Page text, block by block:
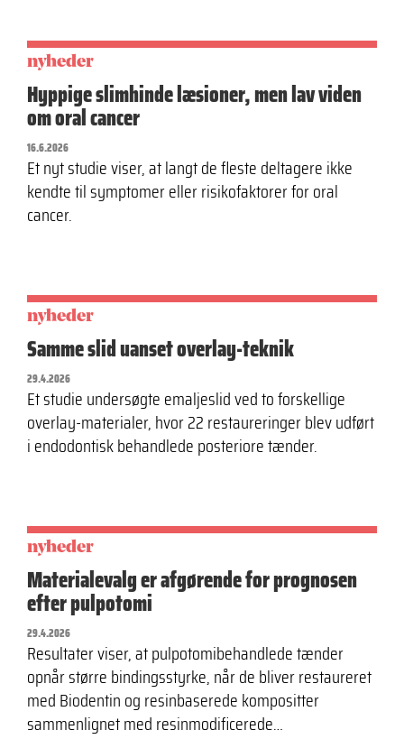
nyheder
Hyppige slimhinde læsioner, men lav viden
om oral cancer
16.6.2026
Et nyt studie viser, at langt de fleste deltagere ikke
kendte til symptomer eller risikofaktorer for oral
cancer.
nyheder
Samme slid uanset overlay-teknik
29.4.2026
Et studie undersøgte emaljeslid ved to forskellige
overlay-materialer, hvor 22 restaureringer blev udført
i endodontisk behandlede posteriore tænder.
nyheder
Materialevalg er afgørende for prognosen
efter pulpotomi
29.4.2026
Resultater viser, at pulpotomibehandlede tænder
opnår større bindingsstyrke, når de bliver restaureret
med Biodentin og resinbaserede kompositter
sammenlignet med resinmodificerede…